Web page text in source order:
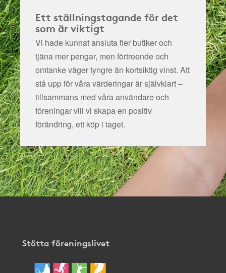
Ett ställningstagande för det
som är viktigt
Vi hade kunnat ansluta fler butiker och
tjäna mer pengar, men förtroende och
omtanke väger tyngre än kortsiktig vinst. Att
stå upp för våra värderingar är självklart –
tillsammans med våra användare och
föreningar vill vi skapa en positiv
förändring, ett köp i taget.
Stötta föreningslivet